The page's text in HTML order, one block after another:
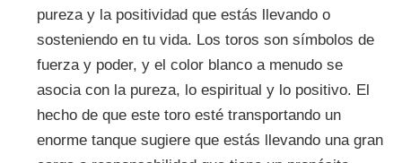
pureza y la positividad que estás llevando o
sosteniendo en tu vida. Los toros son símbolos de
fuerza y poder, y el color blanco a menudo se
asocia con la pureza, lo espiritual y lo positivo. El
hecho de que este toro esté transportando un
enorme tanque sugiere que estás llevando una gran